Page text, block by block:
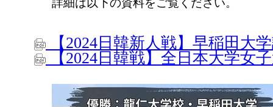
詳細は以下の資料をご覧ください。
【2024日韓新人戦】早稲田大
【2024日韓戦】全日本大学女